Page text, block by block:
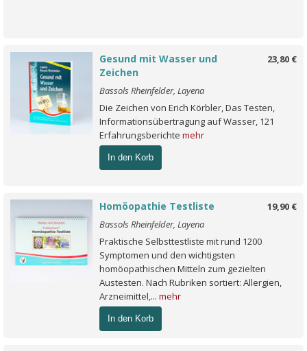
23,80 €
Gesund mit Wasser und
Zeichen
Bassols Rheinfelder, Layena
Die Zeichen von Erich Körbler, Das Testen,
Informationsübertragung auf Wasser, 121
Erfahrungsberichte mehr
In den Korb
19,90 €
Homöopathie Testliste
Bassols Rheinfelder, Layena
Praktische Selbsttestliste mit rund 1200
Symptomen und den wichtigsten
homöopathischen Mitteln zum gezielten
Austesten. Nach Rubriken sortiert: Allergien,
Arzneimittel,... mehr
In den Korb